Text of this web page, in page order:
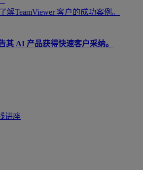
了解TeamViewer 客户的成功案例。
其 AI 产品获得快速客户采纳。
讲座